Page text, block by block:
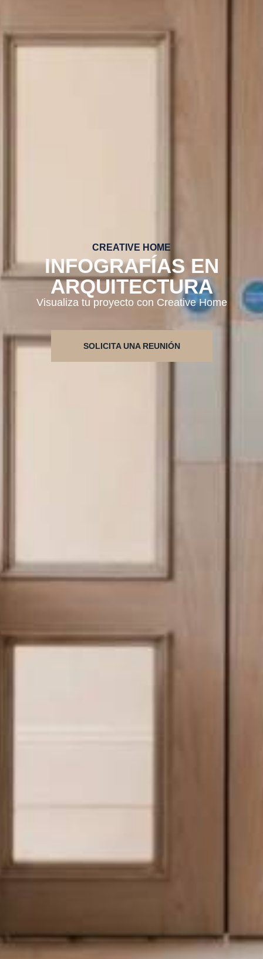
CREATIVE HOME
INFOGRAFÍAS EN
ARQUITECTURA
Visualiza tu proyecto con Creative Home
SOLICITA UNA REUNIÓN